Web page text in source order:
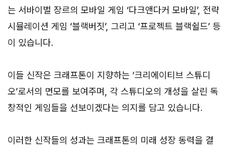
는 서바이벌 장르의 모바일 게임 ‘다크앤다커 모바일’, 전략
시뮬레이션 게임 ‘블랙버짓’, 그리고 ‘프로젝트 블랙쉴드’ 등
이 있습니다.
이들 신작은 크래프톤이 지향하는 ‘크리에이티브 스튜디
오’로서의 면모를 보여주며, 각 스튜디오의 개성을 살린 독
창적인 게임들을 선보이겠다는 의지를 담고 있습니다.
이러한 신작들의 성과는 크래프톤의 미래 성장 동력을 결